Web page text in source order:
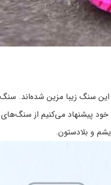
این سنگ زیبا مزین شده‌اند.
می‌کنیم از سنگ‌های
و بلادستون.